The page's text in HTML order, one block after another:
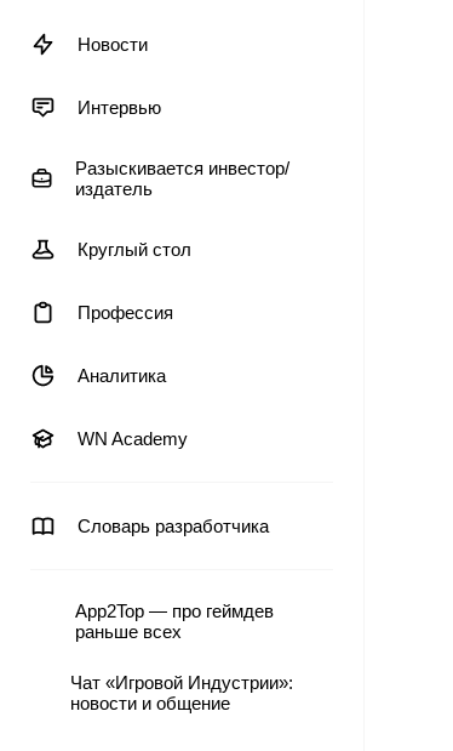
Новости
Интервью
Разыскивается инвестор/
издатель
Круглый стол
Профессия
Аналитика
WN Academy
Словарь разработчика
App2Top — про геймдев
раньше всех
Чат «Игровой Индустрии»:
новости и общение